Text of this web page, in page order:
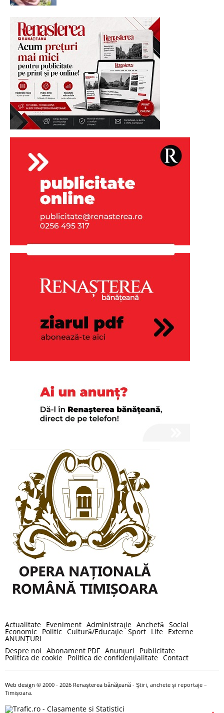
Actualitate Eveniment Administraţie Anchetă Social
Economic Politic Cultură/Educaţie Sport Life Externe
ANUNȚURI
Despre noi Abonament PDF Anunţuri Publicitate
Politica de cookie Politica de confidenţialitate Contact
Web design © 2000 - 2026 Renaşterea bănăţeană - Ştiri, anchete şi reportaje –
Timișoara.